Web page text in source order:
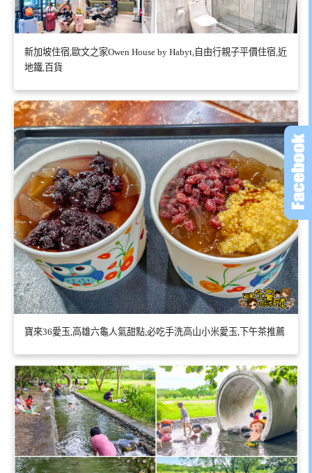
新加坡住宿,歐文之家Owen House by Habyt,自由行親子平價住宿,近
地鐵,百貨
寶來36愛玉,高雄六龜人氣甜點,必吃手洗高山小米愛玉,下午茶推薦